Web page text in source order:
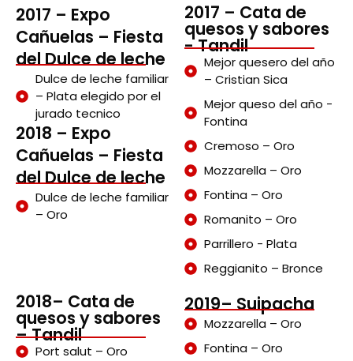
2017 – Expo
Cañuelas – Fiesta
del Dulce de leche
Dulce de leche familiar
– Plata elegido por el
jurado tecnico
2018 – Expo
Cañuelas – Fiesta
del Dulce de leche
Dulce de leche familiar
– Oro
2017 – Cata de
quesos y sabores
- Tandil
Mejor quesero del año
– Cristian Sica
Mejor queso del año -
Fontina
Cremoso – Oro
Mozzarella – Oro
Fontina – Oro
Romanito – Oro
Parrillero - Plata
Reggianito – Bronce
2018– Cata de
quesos y sabores
– Tandil
Port salut – Oro
2019– Suipacha
Mozzarella – Oro
Fontina – Oro